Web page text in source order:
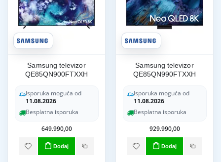
Samsung televizor
QE85QN900FTXXH
Isporuka moguća od
11.08.2026
Besplatna isporuka
649.990,00
Dodaj
Samsung televizor
QE85QN990FTXXH
Isporuka moguća od
11.08.2026
Besplatna isporuka
929.990,00
Dodaj